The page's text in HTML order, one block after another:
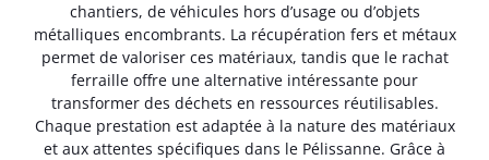
chantiers, de véhicules hors d’usage ou d’objets
métalliques encombrants. La récupération fers et métaux
permet de valoriser ces matériaux, tandis que le rachat
ferraille offre une alternative intéressante pour
transformer des déchets en ressources réutilisables.
Chaque prestation est adaptée à la nature des matériaux
et aux attentes spécifiques dans le Pélissanne. Grâce à